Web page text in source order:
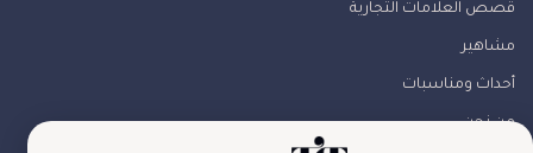
قصص العلامات التجارية
مشاهير
أحداث ومناسبات
من نحن